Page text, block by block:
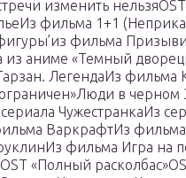
изменить
фильма 1+1
фильма
из аниме «Темный
ЛегендаИз фильма
в черном
ЧужестранкаИз
ВаркрафтИз
фильма Игра на
«Полный